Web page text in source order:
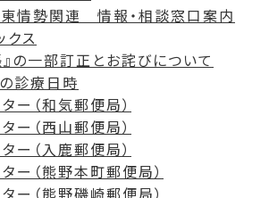
東情勢関連 情報・相談窓口案内
クス
の一部訂正とお詫びについて
診療日時
ー（和気郵便局）
ー（西山郵便局）
ー（入鹿郵便局）
ー（熊野本町郵便局）
ー（熊野磯崎郵便局）